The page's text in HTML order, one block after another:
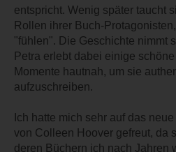
entspricht. Wenig später taucht
Rollen ihrer Buch-
"fühlen". Die Geschichte nimmt
Petra erlebt dabei einige
Momente hautnah, um sie
aufzuschreiben.
Ich hatte mich sehr auf das
von Colleen Hoover gefreut, da
deren Büchern ich nach Jahren